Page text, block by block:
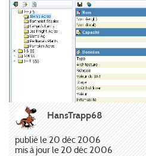
HansTrapp68
publié le 20 déc 2006
mis à jour le 20 déc 2006